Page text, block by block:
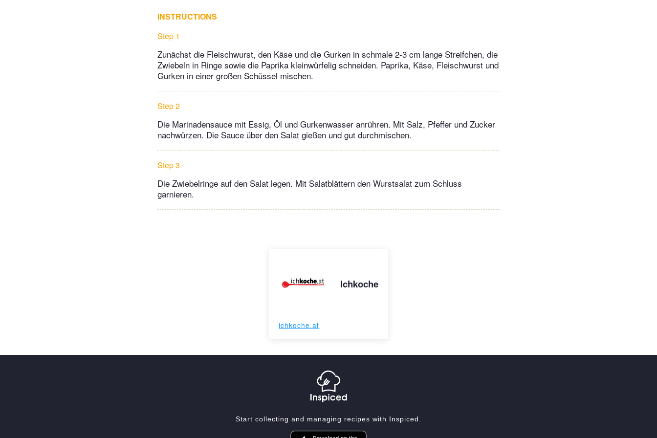
INSTRUCTIONS
Step 1
Zunächst die Fleischwurst, den Käse und die Gurken in schmale 2-3 cm lange Streifchen, die
Zwiebeln in Ringe sowie die Paprika kleinwürfelig schneiden. Paprika, Käse, Fleischwurst und
Gurken in einer großen Schüssel mischen.
Step 2
Die Marinadensauce mit Essig, Öl und Gurkenwasser anrühren. Mit Salz, Pfeffer und Zucker
nachwürzen. Die Sauce über den Salat gießen und gut durchmischen.
Step 3
Die Zwiebelringe auf den Salat legen. Mit Salatblättern den Wurstsalat zum Schluss
garnieren.
Ichkoche
ichkoche.at
Start collecting and managing recipes with Inspiced.